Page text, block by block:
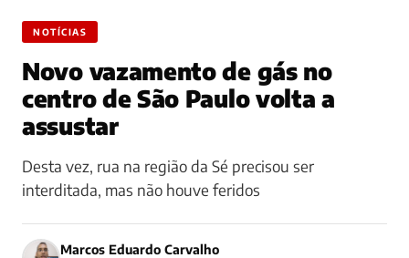
NOTÍCIAS
Novo vazamento de gás no
centro de São Paulo volta a
assustar
Desta vez, rua na região da Sé precisou ser
interditada, mas não houve feridos
Marcos Eduardo Carvalho